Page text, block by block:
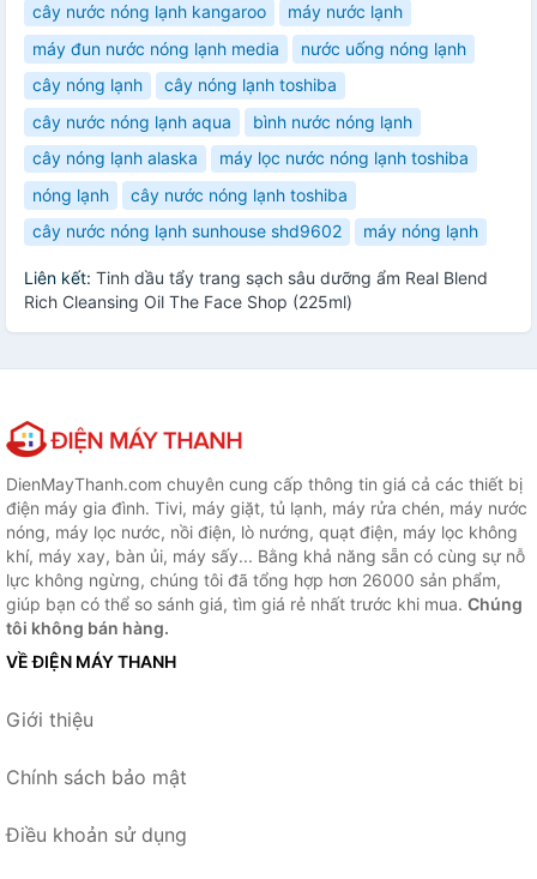
cây nước nóng lạnh kangaroo
máy nước lạnh
máy đun nước nóng lạnh media
nước uống nóng lạnh
cây nóng lạnh
cây nóng lạnh toshiba
cây nước nóng lạnh aqua
bình nước nóng lạnh
cây nóng lạnh alaska
máy lọc nước nóng lạnh toshiba
nóng lạnh
cây nước nóng lạnh toshiba
cây nước nóng lạnh sunhouse shd9602
máy nóng lạnh
Liên kết: Tinh dầu tẩy trang sạch sâu dưỡng ẩm Real Blend
Rich Cleansing Oil The Face Shop (225ml)
DienMayThanh.com chuyên cung cấp thông tin giá cả các thiết bị
điện máy gia đình. Tivi, máy giặt, tủ lạnh, máy rửa chén, máy nước
nóng, máy lọc nước, nồi điện, lò nướng, quạt điện, máy lọc không
khí, máy xay, bàn ủi, máy sấy... Bằng khả năng sẵn có cùng sự nỗ
lực không ngừng, chúng tôi đã tổng hợp hơn 26000 sản phẩm,
giúp bạn có thể so sánh giá, tìm giá rẻ nhất trước khi mua. Chúng
tôi không bán hàng.
VỀ ĐIỆN MÁY THANH
Giới thiệu
Chính sách bảo mật
Điều khoản sử dụng